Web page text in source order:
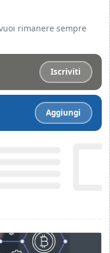
rimanere sempre
Iscriviti
Aggiungi